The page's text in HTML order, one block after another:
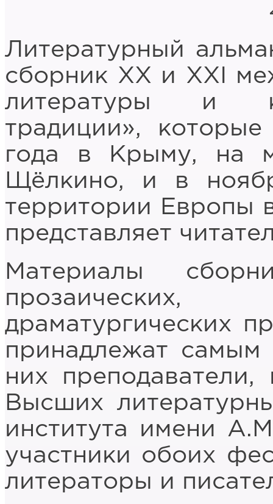
Литературный
сборник ХХ и ХХI
литературы и
традиции»,
года в Крыму, на
Щёлкино, и в
территории Европы
представляет
Материалы
драматургических
принадлежат
них
Высших
института имени
участники обоих
литераторы и